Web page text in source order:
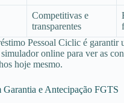
Competitivas e
transparentes
Pessoal Ciclic é garantir
online para ver as
hoje mesmo.
Garantia e Antecipação FGTS